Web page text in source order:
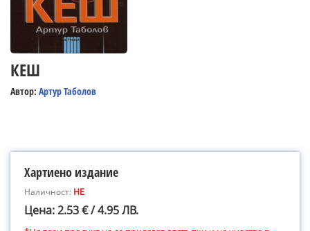
КЕШ
Автор: Артур Таболов
Хартиено издание
Наличност: НЕ
Цена: 2.53 € / 4.95 ЛВ.